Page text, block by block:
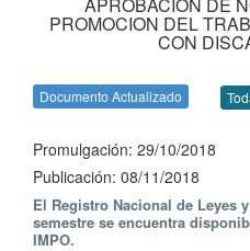
PROMOCION DEL
CON
Documento Actualizado
Promulgación: 29/10/2018
Publicación: 08/11/2018
El Registro Nacional de Leyes
semestre se encuentra
IMPO.